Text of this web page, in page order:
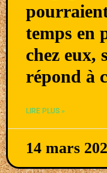
temps en
chez eux,
répond à
LIRE PLUS »
14 mars